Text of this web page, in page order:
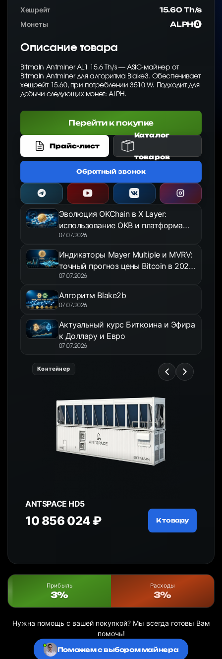
Хешрейт
15.60 Th/s
Монеты
ALPH
Описание товара
Bitmain Antminer AL1 15.6 Th/s — ASIC-майнер от
Bitmain Antminer для алгоритма Blake3. Обеспечивает
хешрейт 15.60, при потреблении 3510 W. Подходит для
добычи следующих монет: ALPH.
Перейти к покупке
Прайс-лист
Каталог
товаров
Обратный звонок
Эволюция OKChain в X Layer:
использование OKB и платформа
OKX Jumpstart в 2026 году
07.07.2026
Индикаторы Mayer Multiple и MVRV:
точный прогноз цены Bitcoin в 2026
году
07.07.2026
Алгоритм Blake2b
07.07.2026
Актуальный курс Биткоина и Эфира
к Доллару и Евро
07.07.2026
Контейнер
ANTSPACE HD5
10 856 024 ₽ К товару
Прибыль
3%
Расходы
3%
Нужна помощь с вашей покупкой? Мы всегда готовы Вам
помочь!
Поможем с выбором майнера